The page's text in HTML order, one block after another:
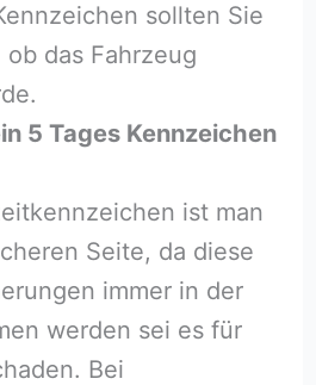
sollten Sie
das Fahrzeug
5 Tages Kennzeichen
ist man
Seite, da diese
immer in der
werden sei es für
Bei